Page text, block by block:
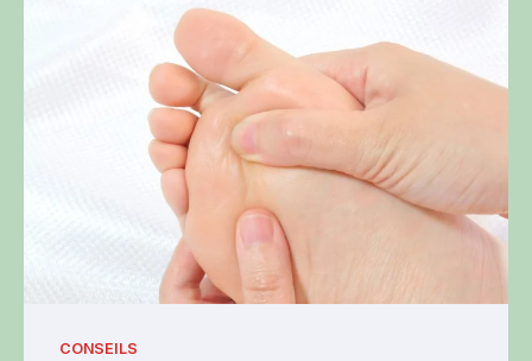
CONSEILS